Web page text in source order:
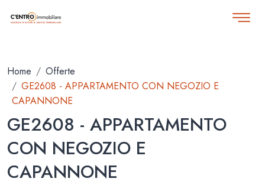
Home
Offerte
GE2608 - APPARTAMENTO CON NEGOZIO E
CAPANNONE
GE2608 - APPARTAMENTO
CON NEGOZIO E
CAPANNONE